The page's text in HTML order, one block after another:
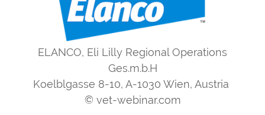
ELANCO, Eli Lilly Regional Operations
Ges.m.b.H
Koelblgasse 8-10, A-1030 Wien, Austria
© vet-webinar.com